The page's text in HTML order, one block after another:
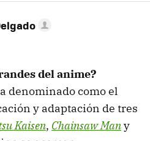
del anime?
denominado como el
y adaptación de tres
Kaisen, Chainsaw Many